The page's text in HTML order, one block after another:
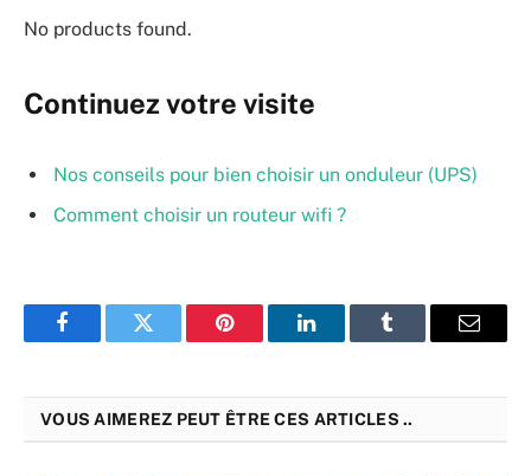
No products found.
Continuez votre visite
Nos conseils pour bien choisir un onduleur (UPS)
Comment choisir un routeur wifi ?
FacebookTwitter Pinterest LinkedInTumblr Email
VOUS AIMEREZ PEUT ÊTRE CES ARTICLES ..